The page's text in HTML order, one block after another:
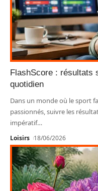
FlashScore : résultats
quotidien
Dans un monde où le sport
passionnés, suivre les
impératif…
Loisirs 18/06/2026